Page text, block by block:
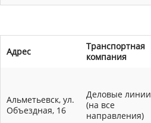
Адрес
Транспортная
компания
Альметьевск, ул.
Объездная, 16
Деловые линии
(на все
направления)